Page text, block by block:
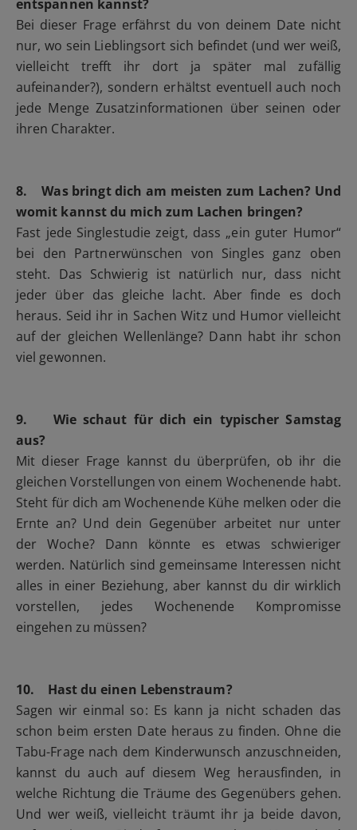
entspannen kannst?
Bei dieser Frage erfährst du von deinem Date nicht
nur, wo sein Lieblingsort sich befindet (und wer weiß,
vielleicht trefft ihr dort ja später mal zufällig
aufeinander?), sondern erhältst eventuell auch noch
jede Menge Zusatzinformationen über seinen oder
ihren Charakter.
8. Was bringt dich am meisten zum Lachen? Und
womit kannst du mich zum Lachen bringen?
Fast jede Singlestudie zeigt, dass „ein guter Humor“
bei den Partnerwünschen von Singles ganz oben
steht. Das Schwierig ist natürlich nur, dass nicht
jeder über das gleiche lacht. Aber finde es doch
heraus. Seid ihr in Sachen Witz und Humor vielleicht
auf der gleichen Wellenlänge? Dann habt ihr schon
viel gewonnen.
9. Wie schaut für dich ein typischer Samstag
aus?
Mit dieser Frage kannst du überprüfen, ob ihr die
gleichen Vorstellungen von einem Wochenende habt.
Steht für dich am Wochenende Kühe melken oder die
Ernte an? Und dein Gegenüber arbeitet nur unter
der Woche? Dann könnte es etwas schwieriger
werden. Natürlich sind gemeinsame Interessen nicht
alles in einer Beziehung, aber kannst du dir wirklich
vorstellen, jedes Wochenende Kompromisse
eingehen zu müssen?
10. Hast du einen Lebenstraum?
Sagen wir einmal so: Es kann ja nicht schaden das
schon beim ersten Date heraus zu finden. Ohne die
Tabu-Frage nach dem Kinderwunsch anzuschneiden,
kannst du auch auf diesem Weg herausfinden, in
welche Richtung die Träume des Gegenübers gehen.
Und wer weiß, vielleicht träumt ihr ja beide davon,